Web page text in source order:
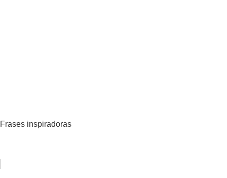
Frases inspiradoras